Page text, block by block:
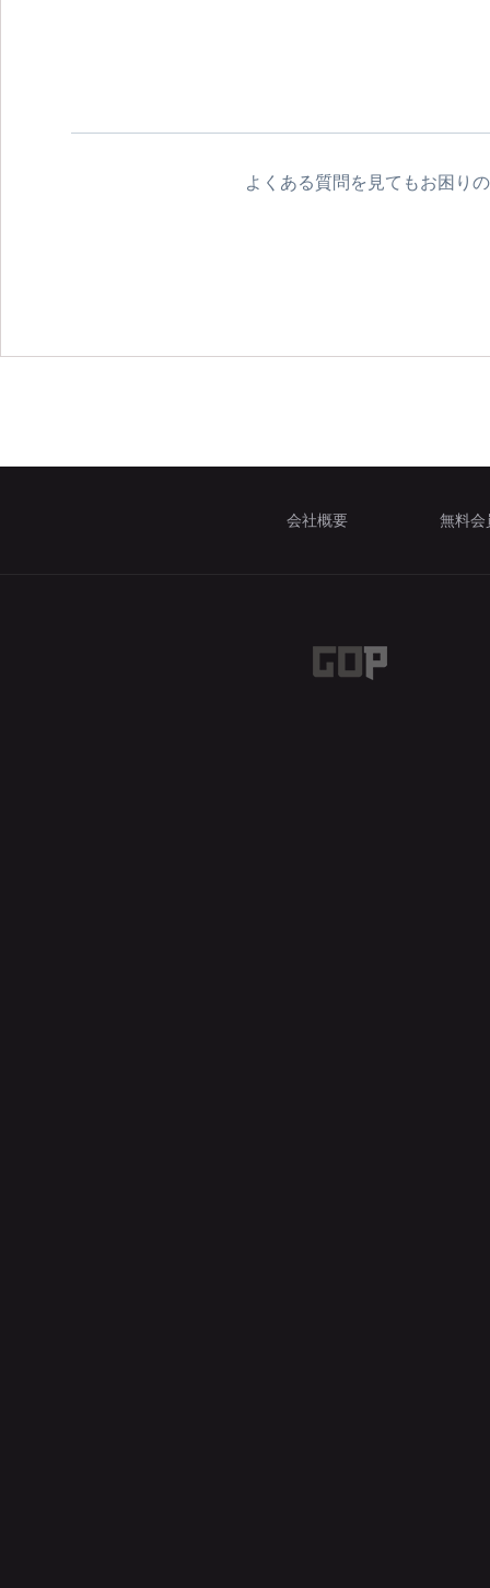
よくある質問を見てもお困り
会社概要 無料会